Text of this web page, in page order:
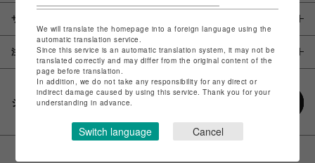
サイズ
注意事項
シェアする
We will translate the homepage into a foreign language using the
automatic translation service.
Since this service is an automatic translation system, it may not be
translated correctly and may differ from the original content of the
page before translation.
In addition, we do not take any responsibility for any direct or
indirect damage caused by using this service. Thank you for your
understanding in advance.
Switch language Cancel